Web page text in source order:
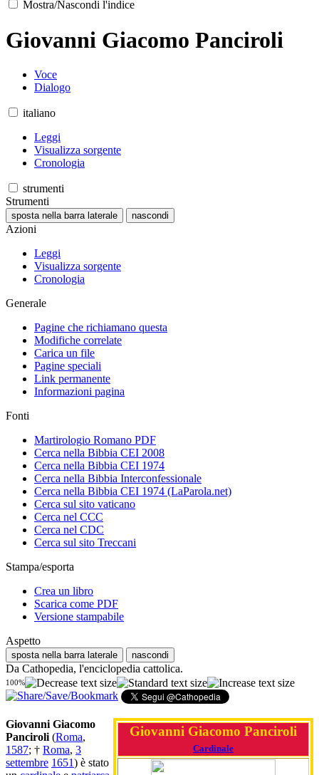
Mostra/Nascondi l'indice
Giovanni Giacomo Panciroli
Voce
Dialogo
italiano
Leggi
Visualizza sorgente
Cronologia
strumenti
Strumenti
sposta nella barra laterale nascondi
Azioni
Leggi
Visualizza sorgente
Cronologia
Generale
Pagine che richiamano questa
Modifiche correlate
Carica un file
Pagine speciali
Link permanente
Informazioni pagina
Fonti
Martirologio Romano PDF
Cerca nella Bibbia CEI 2008
Cerca nella Bibbia CEI 1974
Cerca nella Bibbia Interconfessionale
Cerca nella Bibbia CEI 1974 (LaParola.net)
Cerca sul sito vaticano
Cerca nel CCC
Cerca nel CDC
Cerca sul sito Treccani
Stampa/esporta
Crea un libro
Scarica come PDF
Versione stampabile
Aspetto
sposta nella barra laterale nascondi
Da Cathopedia, l'enciclopedia cattolica.
100%
Giovanni Giacomo Panciroli
Cardinale
Giovanni Giacomo
Panciroli (Roma,
1587; † Roma, 3
settembre 1651) è stato